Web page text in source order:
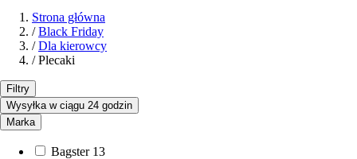
Strona główna
/ Black Friday
/ Dla kierowcy
/ Plecaki
Filtry
Wysyłka w ciągu 24 godzin
Marka
Bagster 13